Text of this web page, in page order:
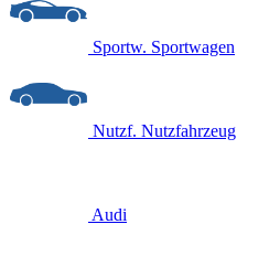
Sportw. Sportwagen
Nutzf. Nutzfahrzeug
Audi